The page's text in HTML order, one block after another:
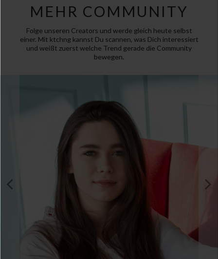
MEHR COMMUNITY
Folge unseren Creators und werde gleich heute selbst
einer. Mit ktchng kannst Du scannen, was Dich interessiert
und weißt zuerst welche Trend gerade die Community
bewegen.